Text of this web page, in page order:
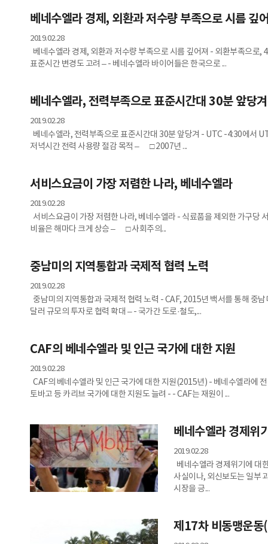
베네수엘라 경제, 외환과 저수량 부족으로 시름 깊
2019.02.28
베네수엘라 경제, 외환과 저수량 부족으로 시름 깊어져 - 외환부족으로
표준시간 변경도 고려 – - 베네수엘라 바이어들은 한국으로 ...
베네수엘라, 전력부족으로 표준시간대 30분 앞당겨
2019.02.28
베네수엘라, 전력부족으로 표준시간대 30분 앞당겨 - UTC -4:30에서
저녁시간 전력 사용량 절감 목적 – □ 2007년 ...
서비스요금이 가장 저렴한 나라, 베네수엘라
2019.02.28
서비스요금이 가장 저렴한 나라, 베네수엘라 - 식료품을 제외한 가구당
비율은 해마다 크게 상승 – □ 사회주의...
중남미의 지역통합과 국제적 협력 노력
2019.02.28
중남미의 지역통합과 국제적 협력 노력 - CAF, 2015년 백서를 통해 중
달러 규모의 투자로 협력 확대 – - 국가간 도로·철도,...
CAF의 베네수엘라 및 인근 국가에 대한 지원
2019.02.28
CAF의 베네수엘라 및 인근 국가에 대한 지원(2015년) - 베네수엘라에
토바고 등 카리브 국가에 대한 지원도 늘려 - - CAF는 재원이 ...
베네수엘라 경제위
2019.02.28
베네수엘라 경제위기에 대
사실이나, 외신보도는 일부
시장을 긍...
제17차 비동맹운